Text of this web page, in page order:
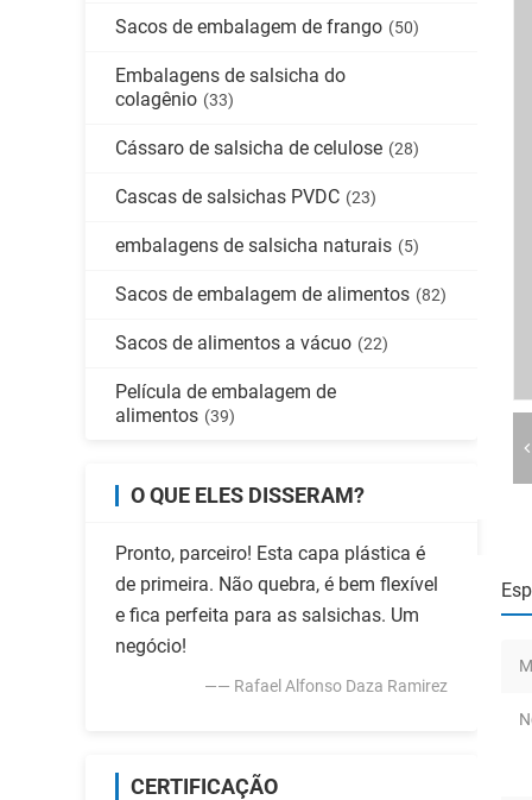
Sacos de embalagem de frango (50)
Embalagens de salsicha do
colagênio (33)
Cássaro de salsicha de celulose (28)
Cascas de salsichas PVDC (23)
embalagens de salsicha naturais (5)
Sacos de embalagem de alimentos (82)
Sacos de alimentos a vácuo (22)
Película de embalagem de
alimentos (39)
O QUE ELES DISSERAM?
Pronto, parceiro! Esta capa plástica é
de primeira. Não quebra, é bem flexível
e fica perfeita para as salsichas. Um
negócio!
—— Rafael Alfonso Daza Ramirez
CERTIFICAÇÃO